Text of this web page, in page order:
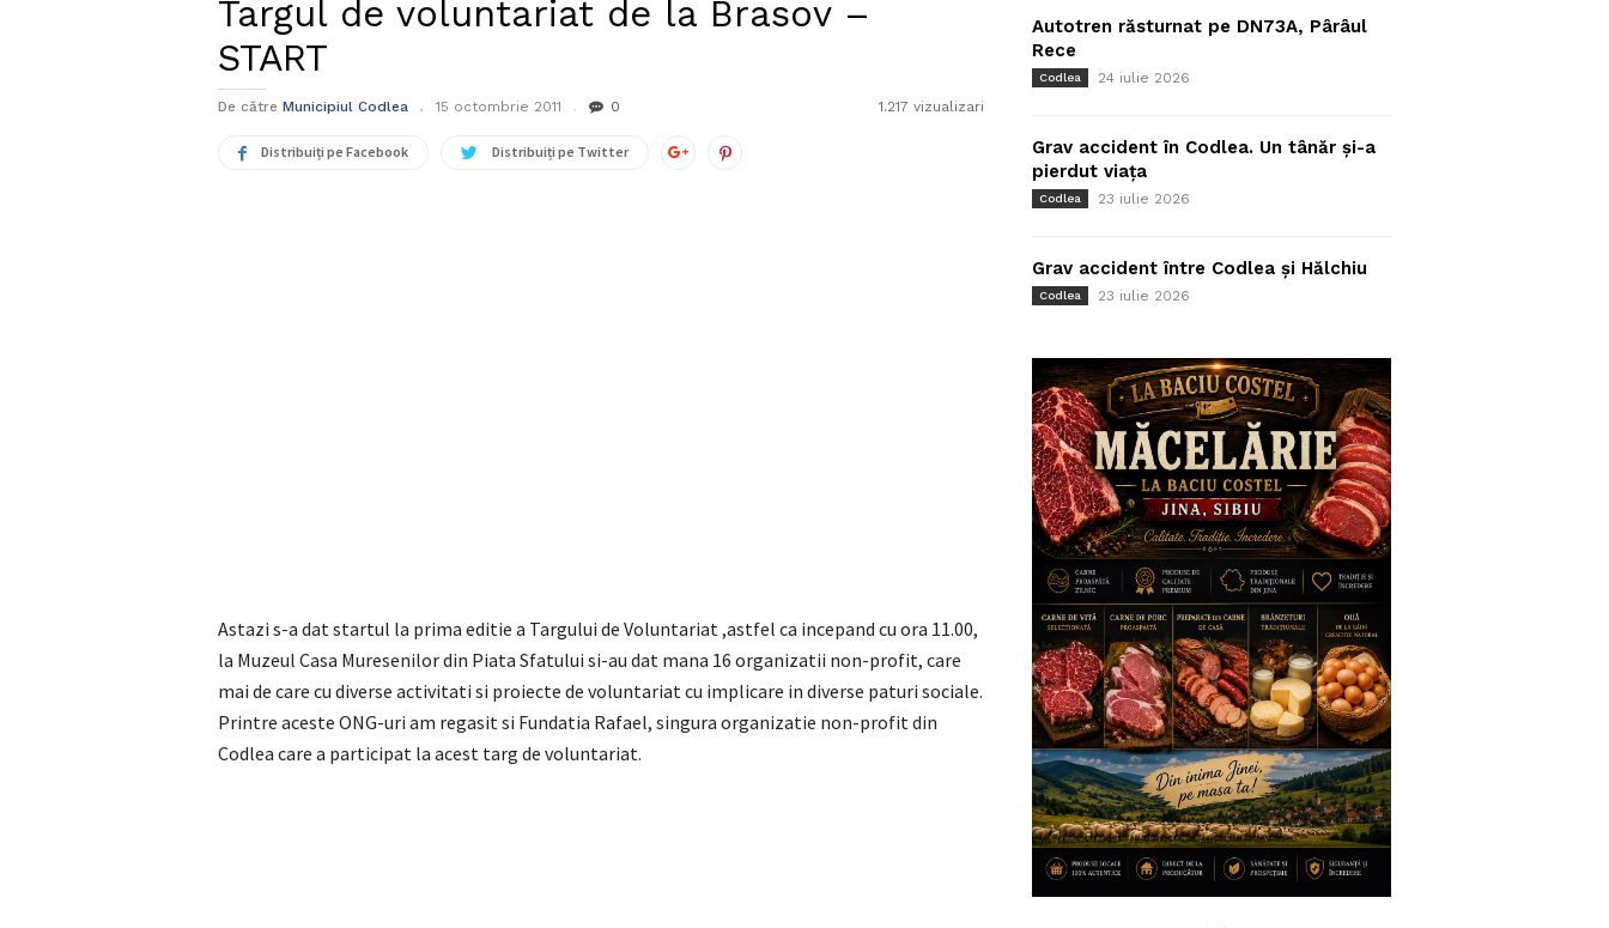
Targul de voluntariat de la Brasov –
START
De către Municipiul Codlea 15 octombrie 2011 0 1.217 vizualizari
Distribuiți pe Facebook Distribuiți pe Twitter
Astazi s-a dat startul la prima editie a Targului de Voluntariat ,astfel ca incepand cu ora 11.00,
la Muzeul Casa Muresenilor din Piata Sfatului si-au dat mana 16 organizatii non-profit, care
mai de care cu diverse activitati si proiecte de voluntariat cu implicare in diverse paturi sociale.
Printre aceste ONG-uri am regasit si Fundatia Rafael, singura organizatie non-profit din
Codlea care a participat la acest targ de voluntariat.
Autotren răsturnat pe DN73A, Pârâul
Rece
Codlea 24 iulie 2026
Grav accident în Codlea. Un tânăr și-a
pierdut viața
Codlea 23 iulie 2026
Grav accident între Codlea și Hălchiu
Codlea 23 iulie 2026